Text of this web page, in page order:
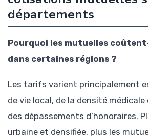
départements
Pourquoi les mutuelles
dans certaines régions ?
Les tarifs varient principalement
de vie local, de la densité
des dépassements d’honoraires.
urbaine et densifiée, plus les